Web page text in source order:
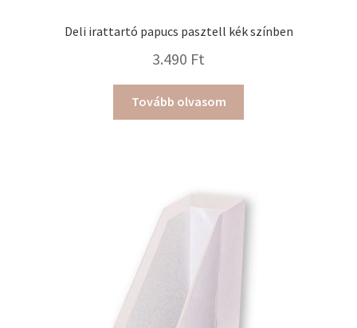
Deli irattartó papucs pasztell kék színben
3.490 Ft
Tovább olvasom